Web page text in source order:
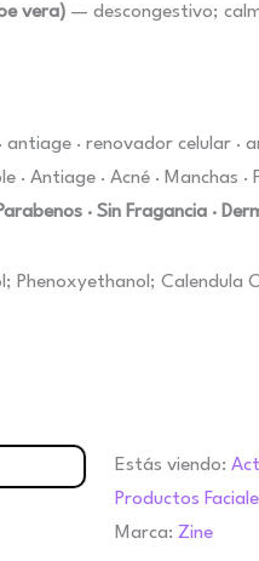
vera) — descongestivo;
· renovador celular ·
· Antiage · Acné · Manchas
· Sin Fragancia ·
Phenoxyethanol;
Estás viendo:
Productos
Marca:Zine